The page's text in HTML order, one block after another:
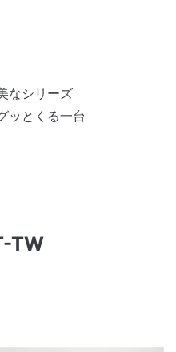
なシリーズ
ッとくる一台
TW